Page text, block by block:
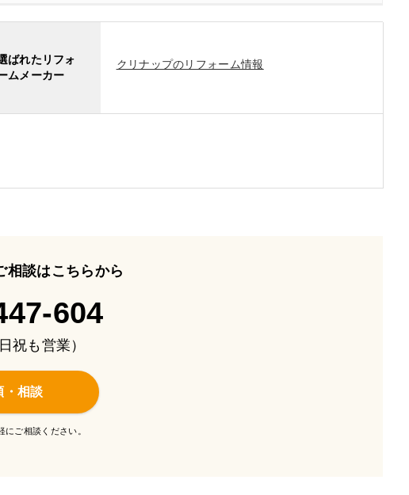
ばれたリフォ
ムメーカー
クリナップのリフォーム情報
相談はこちらから
604
祝も営業）
・相談
ご相談ください。